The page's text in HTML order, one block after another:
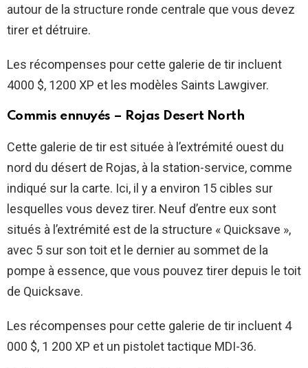
autour de la structure ronde centrale que vous devez
tirer et détruire.
Les récompenses pour cette galerie de tir incluent
4000 $, 1200 XP et les modèles Saints Lawgiver.
Commis ennuyés – Rojas Desert North
Cette galerie de tir est située à l’extrémité ouest du
nord du désert de Rojas, à la station-service, comme
indiqué sur la carte. Ici, il y a environ 15 cibles sur
lesquelles vous devez tirer. Neuf d’entre eux sont
situés à l’extrémité est de la structure « Quicksave »,
avec 5 sur son toit et le dernier au sommet de la
pompe à essence, que vous pouvez tirer depuis le toit
de Quicksave.
Les récompenses pour cette galerie de tir incluent 4
000 $, 1 200 XP et un pistolet tactique MDI-36.